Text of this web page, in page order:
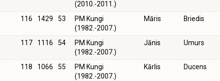
(2010.-2011.)
116 1429 53
PM Kungi
(1982.-2007.)
Māris Briedis
117 1116 54
PM Kungi
(1982.-2007.)
Jānis Umurs
118 1066 55
PM Kungi
(1982.-2007.)
Kārlis Ducens